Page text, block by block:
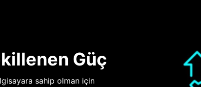
Güç
sahip olman için